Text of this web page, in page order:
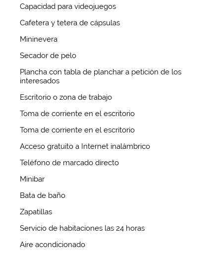
Capacidad para videojuegos
Cafetera y tetera de cápsulas
Mininevera
Secador de pelo
Plancha con tabla de planchar a petición de los
interesados
Escritorio o zona de trabajo
Toma de corriente en el escritorio
Toma de corriente en el escritorio
Acceso gratuito a Internet inalámbrico
Teléfono de marcado directo
Minibar
Bata de baño
Zapatillas
Servicio de habitaciones las 24 horas
Aire acondicionado